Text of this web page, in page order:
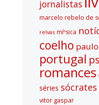
jornalistas
marcelo rebelo de
relvas míºsica
coelho
portugal
romances
séries sócrates
vitor gaspar